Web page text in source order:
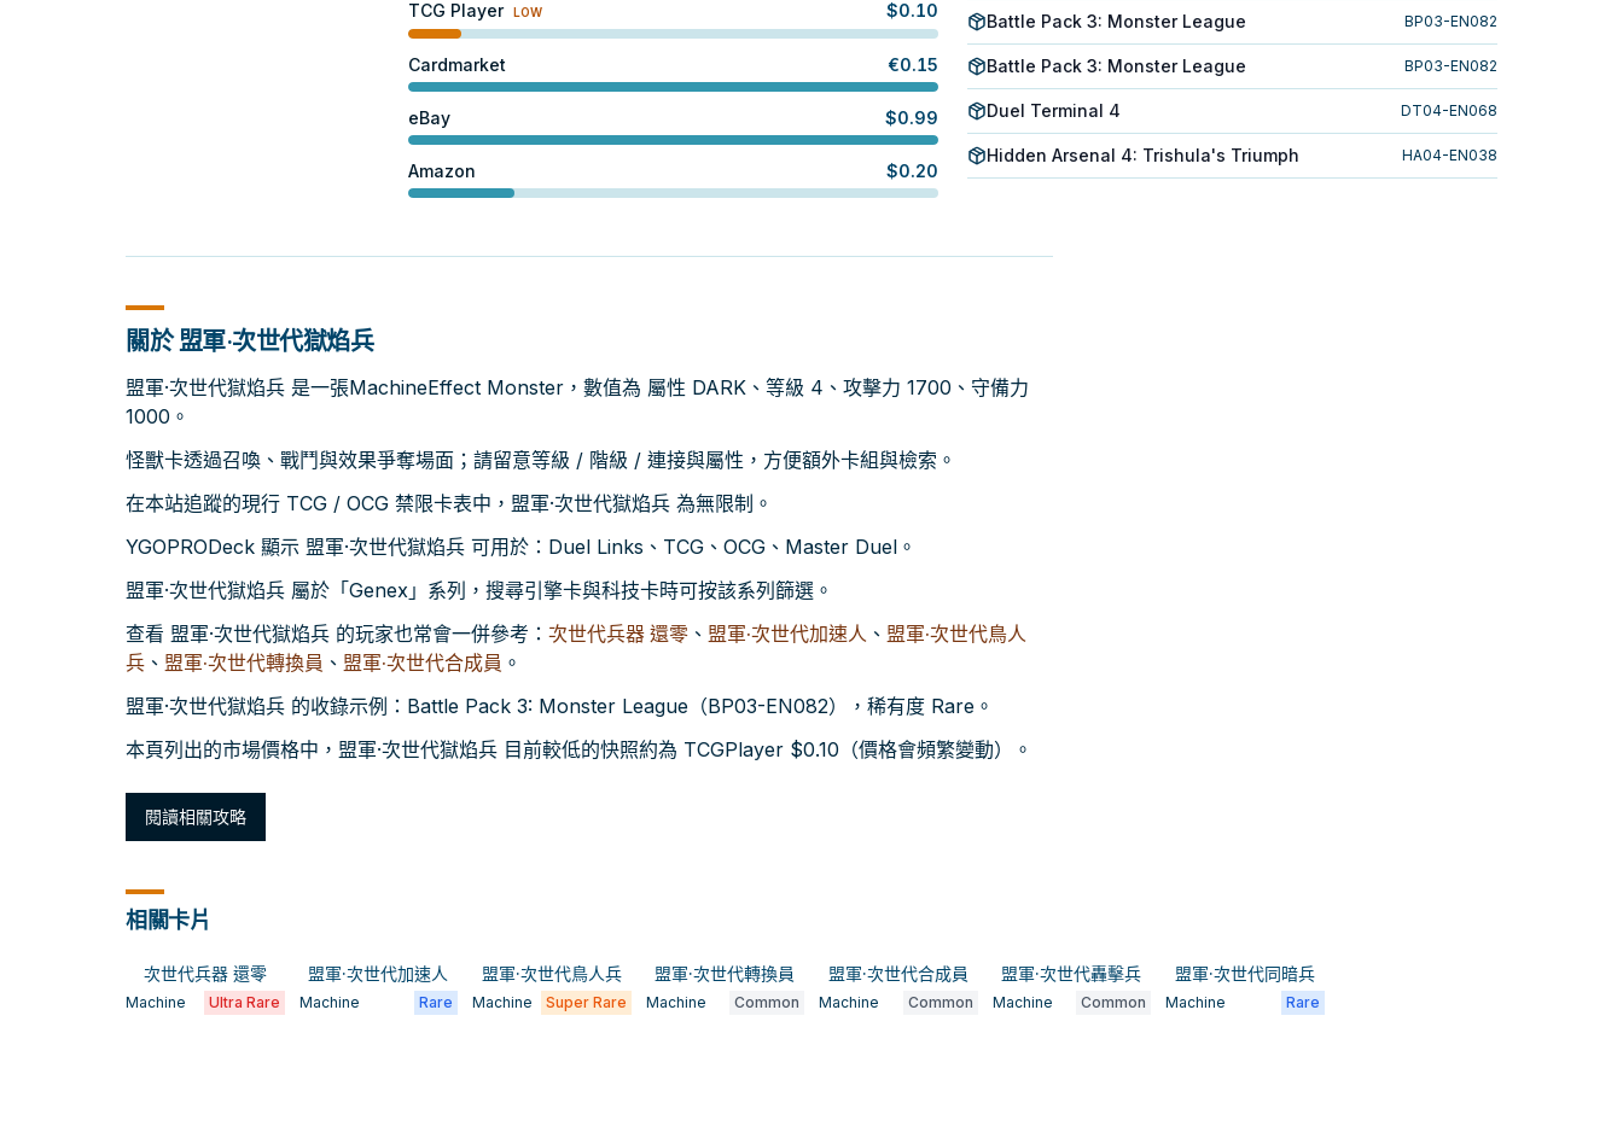
TCG Player LOW $0.10
Cardmarket €0.15
eBay $0.99
Amazon $0.20
Battle Pack 3: Monster League BP03-EN082
Battle Pack 3: Monster League BP03-EN082
Duel Terminal 4 DT04-EN068
Hidden Arsenal 4: Trishula's Triumph HA04-EN038
關於 盟軍·次世代獄焰兵
盟軍·次世代獄焰兵 是一張MachineEffect Monster，數值為 屬性 DARK、等級 4、攻擊力 1700、守備力
1000。
怪獸卡透過召喚、戰鬥與效果爭奪場面；請留意等級 / 階級 / 連接與屬性，方便額外卡組與檢索。
在本站追蹤的現行 TCG / OCG 禁限卡表中，盟軍·次世代獄焰兵 為無限制。
YGOPRODeck 顯示 盟軍·次世代獄焰兵 可用於：Duel Links、TCG、OCG、Master Duel。
盟軍·次世代獄焰兵 屬於「Genex」系列，搜尋引擎卡與科技卡時可按該系列篩選。
查看 盟軍·次世代獄焰兵 的玩家也常會一併參考： 次世代兵器 還零 、 盟軍·次世代加速人 、 盟軍·次世代鳥人
兵 、 盟軍·次世代轉換員 、 盟軍·次世代合成員 。
盟軍·次世代獄焰兵 的收錄示例：Battle Pack 3: Monster League（BP03-EN082），稀有度 Rare。
本頁列出的市場價格中，盟軍·次世代獄焰兵 目前較低的快照約為 TCGPlayer $0.10（價格會頻繁變動）。
閱讀相關攻略
相關卡片
次世代兵器 還零
Machine Ultra Rare
盟軍·次世代加速人
Machine Rare
盟軍·次世代鳥人兵
Machine Super Rare
盟軍·次世代轉換員
Machine Common
盟軍·次世代合成員
Machine Common
盟軍·次世代轟擊兵
Machine Common
盟軍·次世代同暗兵
Machine Rare